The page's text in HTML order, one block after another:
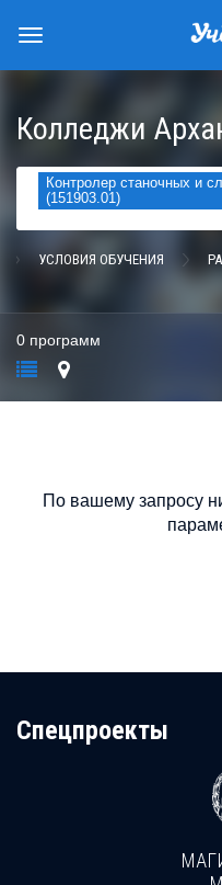
Колледжи
Контролер станочных и
(151903.01)
УСЛОВИЯ ОБУЧЕНИЯ
0 программ
По вашему запросу
Cпецпроекты